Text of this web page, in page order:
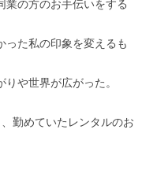
業の方のお手伝いをする
った私の印象を変えるも
や世界が広がった。
勤めていたレンタルのお